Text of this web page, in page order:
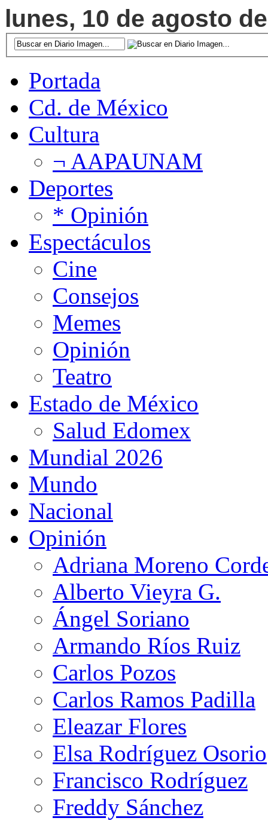
lunes, 10 de agosto
Portada
Cd. de México
Cultura
¬ AAPAUNAM
Deportes
* Opinión
Espectáculos
Cine
Consejos
Memes
Opinión
Teatro
Estado de México
Salud Edomex
Mundial 2026
Mundo
Nacional
Opinión
Adriana Moreno
Alberto Vieyra G.
Ángel Soriano
Armando Ríos Ruiz
Carlos Pozos
Carlos Ramos Padilla
Eleazar Flores
Elsa Rodríguez Osorio
Francisco Rodríguez
Freddy Sánchez